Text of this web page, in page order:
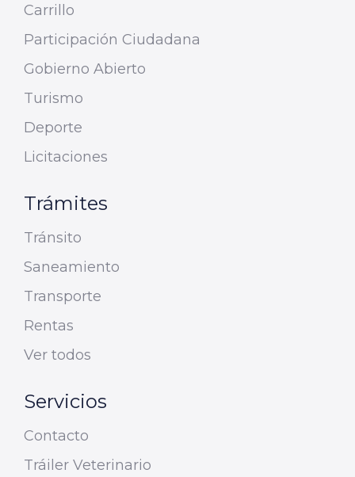
Carrillo
Participación Ciudadana
Gobierno Abierto
Turismo
Deporte
Licitaciones
Trámites
Tránsito
Saneamiento
Transporte
Rentas
Ver todos
Servicios
Contacto
Tráiler Veterinario